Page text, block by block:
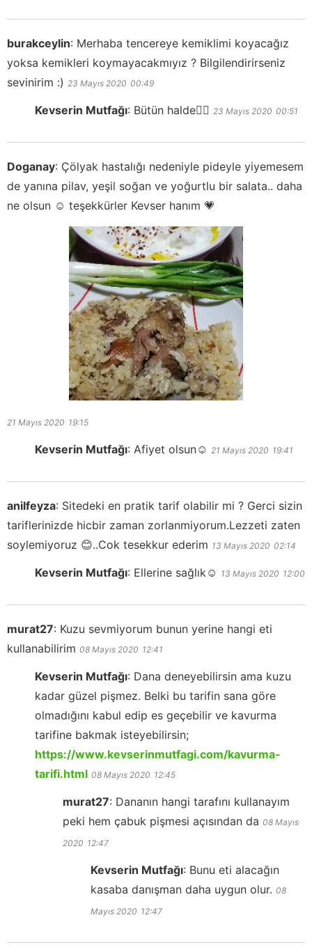
burakceylin: Merhaba tencereye kemiklimi koyacağız
yoksa kemikleri koymayacakmıyız ? Bilgilendirirseniz
sevinirim :) 23 Mayıs 2020 00:49
Kevserin Mutfağı: Bütün halde👍🏻 23 Mayıs 2020 00:51
Doganay: Çölyak hastalığı nedeniyle pideyle yiyemesem
de yanına pilav, yeşil soğan ve yoğurtlu bir salata.. daha
ne olsun ☺️ teşekkürler Kevser hanım 💗
21 Mayıs 2020 19:15
Kevserin Mutfağı: Afiyet olsun☺️ 21 Mayıs 2020 19:41
anilfeyza: Sitedeki en pratik tarif olabilir mi ? Gerci sizin
tariflerinizde hicbir zaman zorlanmiyorum.Lezzeti zaten
soylemiyoruz 😊..Cok tesekkur ederim 13 Mayıs 2020 02:14
Kevserin Mutfağı: Ellerine sağlık☺️ 13 Mayıs 2020 12:00
murat27: Kuzu sevmiyorum bunun yerine hangi eti
kullanabilirim 08 Mayıs 2020 12:41
Kevserin Mutfağı: Dana deneyebilirsin ama kuzu
kadar güzel pişmez. Belki bu tarifin sana göre
olmadığını kabul edip es geçebilir ve kavurma
tarifine bakmak isteyebilirsin;
https://www.kevserinmutfagi.com/kavurma-
tarifi.html 08 Mayıs 2020 12:45
murat27: Dananın hangi tarafını kullanayım
peki hem çabuk pişmesi açısından da 08 Mayıs
2020 12:47
Kevserin Mutfağı: Bunu eti alacağın
kasaba danışman daha uygun olur. 08
Mayıs 2020 12:47